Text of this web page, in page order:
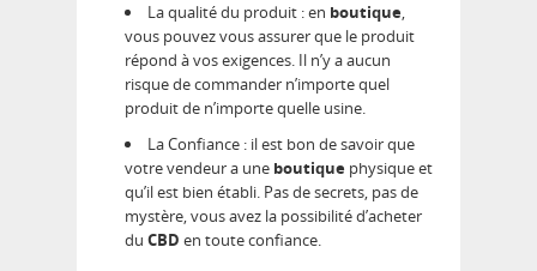
La qualité du produit : en boutique,
vous pouvez vous assurer que le produit
répond à vos exigences. Il n’y a aucun
risque de commander n’importe quel
produit de n’importe quelle usine.
La Confiance : il est bon de savoir que
votre vendeur a une boutique physique et
qu’il est bien établi. Pas de secrets, pas de
mystère, vous avez la possibilité d’acheter
du CBD en toute confiance.